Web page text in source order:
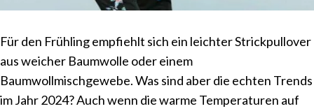
Für den Frühling empfiehlt sich ein leichter Strickpullover
aus weicher Baumwolle oder einem
Baumwollmischgewebe. Was sind aber die echten Trends
im Jahr 2024? Auch wenn die warme Temperaturen auf